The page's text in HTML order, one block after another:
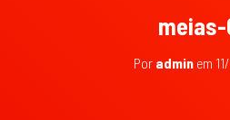
Por admin em